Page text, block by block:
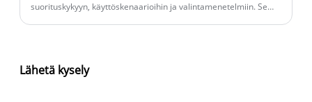
suorituskykyyn, käyttöskenaarioihin ja valintamenetelmiin. Se
luotettavan valmistajan, joka tarjoaa kattavan referenssin
teollisten hankintojen käyttäjille.
Lähetä kysely